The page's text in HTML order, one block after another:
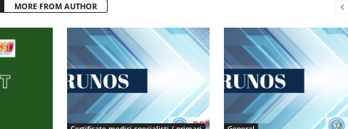
MORE FROM AUTHOR